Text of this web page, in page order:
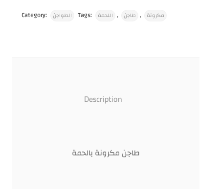
Category: الطواجن Tags: اللحمة , طاجن , مكرونة
Description
طاجن مكرونة بالحمة